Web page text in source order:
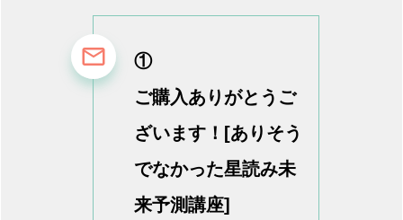
①
ご購入ありがとうご
ざいます！[ありそう
でなかった星読み未
来予測講座]